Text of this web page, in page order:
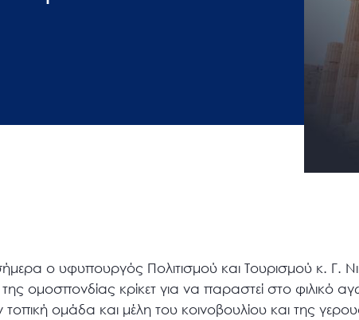
ο υφυπουργός Πολιτισμού και Τουρισμού κ. Γ.
ομοσπονδίας κρίκετ για να παραστεί στο φιλικό
ομάδα και μέλη του κοινοβουλίου και της